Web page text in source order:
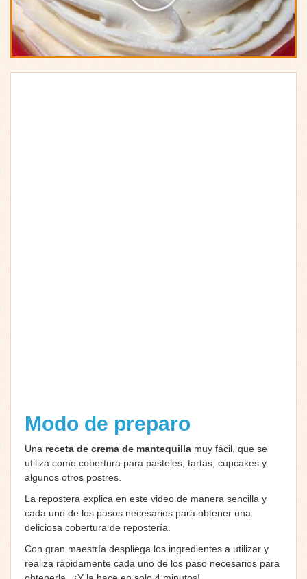
Modo de preparo
Una receta de crema de mantequilla muy fácil, que se
utiliza como cobertura para pasteles, tartas, cupcakes y
algunos otros postres.
La repostera explica en este video de manera sencilla y
cada uno de los pasos necesarios para obtener una
deliciosa cobertura de repostería.
Con gran maestría despliega los ingredientes a utilizar y
realiza rápidamente cada uno de los paso necesarios para